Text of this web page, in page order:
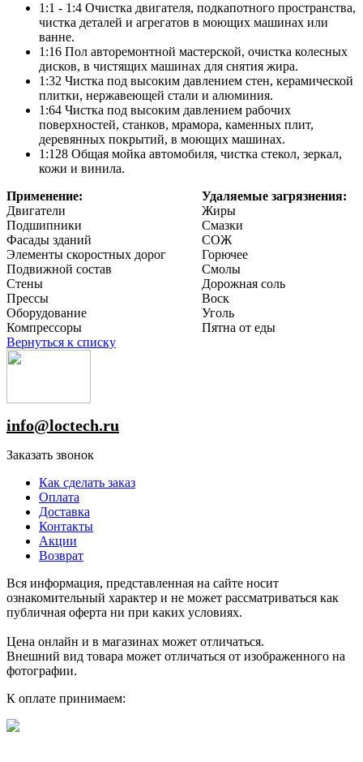
1:1 - 1:4 Очистка двигателя, подкапотного пространства,
чистка деталей и агрегатов в моющих машинах или
ванне.
1:16 Пол авторемонтной мастерской, очистка колесных
дисков, в чистящих машинах для снятия жира.
1:32 Чистка под высоким давлением стен, керамической
плитки, нержавеющей стали и алюминия.
1:64 Чистка под высоким давлением рабочих
поверхностей, станков, мрамора, каменных плит,
деревянных покрытий, в моющих машинах.
1:128 Общая мойка автомобиля, чистка стекол, зеркал,
кожи и винила.
Применение:
Удаляемые загрязнения:
Двигатели
Жиры
Подшипники
Смазки
Фасады зданий
СОЖ
Элементы скоростных дорог
Горючее
Подвижной состав
Смолы
Стены
Дорожная соль
Прессы
Воск
Оборудование
Уголь
Компрессоры
Пятна от еды
Вернуться к списку
info@loctech.ru
Заказать звонок
Как сделать заказ
Оплата
Доставка
Контакты
Акции
Возврат
Вся информация, представленная на сайте носит
ознакомительный характер и не может рассматриваться как
публичная оферта ни при каких условиях.
Цена онлайн и в магазинах может отличаться.
Внешний вид товара может отличаться от изображенного на
фотографии.
К оплате принимаем: